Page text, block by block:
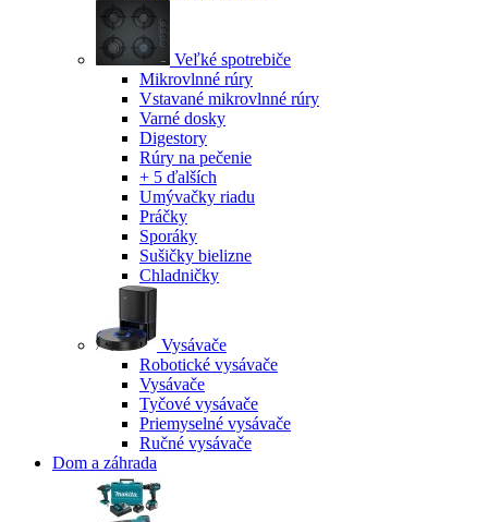
Veľké spotrebiče
Mikrovlnné rúry
Vstavané mikrovlnné rúry
Varné dosky
Digestory
Rúry na pečenie
+ 5 ďalších
Umývačky riadu
Práčky
Sporáky
Sušičky bielizne
Chladničky
Vysávače
Robotické vysávače
Vysávače
Tyčové vysávače
Priemyselné vysávače
Ručné vysávače
Dom a záhrada